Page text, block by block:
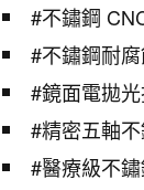
#不鏽鋼
#不鏽鋼耐
#鏡面電拋
#精密五軸
#醫療級不